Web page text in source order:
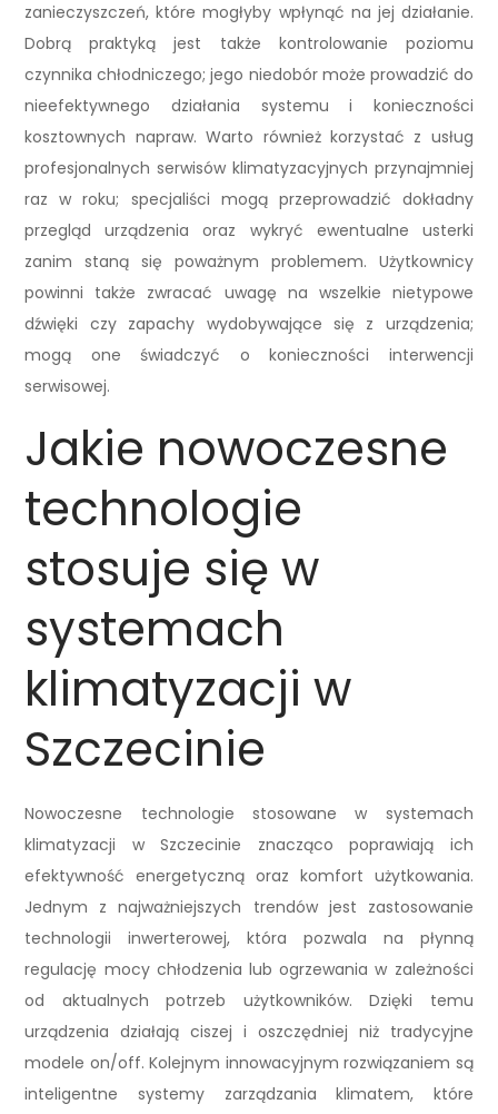
zanieczyszczeń, które mogłyby wpłynąć na jej działanie.
Dobrą praktyką jest także kontrolowanie poziomu
czynnika chłodniczego; jego niedobór może prowadzić do
nieefektywnego działania systemu i konieczności
kosztownych napraw. Warto również korzystać z usług
profesjonalnych serwisów klimatyzacyjnych przynajmniej
raz w roku; specjaliści mogą przeprowadzić dokładny
przegląd urządzenia oraz wykryć ewentualne usterki
zanim staną się poważnym problemem. Użytkownicy
powinni także zwracać uwagę na wszelkie nietypowe
dźwięki czy zapachy wydobywające się z urządzenia;
mogą one świadczyć o konieczności interwencji
serwisowej.
Jakie nowoczesne
technologie
stosuje się w
systemach
klimatyzacji w
Szczecinie
Nowoczesne technologie stosowane w systemach
klimatyzacji w Szczecinie znacząco poprawiają ich
efektywność energetyczną oraz komfort użytkowania.
Jednym z najważniejszych trendów jest zastosowanie
technologii inwerterowej, która pozwala na płynną
regulację mocy chłodzenia lub ogrzewania w zależności
od aktualnych potrzeb użytkowników. Dzięki temu
urządzenia działają ciszej i oszczędniej niż tradycyjne
modele on/off. Kolejnym innowacyjnym rozwiązaniem są
inteligentne systemy zarządzania klimatem, które